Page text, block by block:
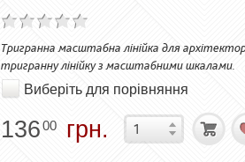
Тригранна масштабна лінійка для
тригранну лінійку з масштабними шкалами.
Виберіть для порівняння
13600 грн.